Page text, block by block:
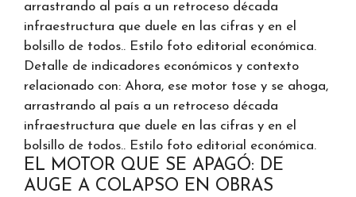
Detalle de indicadores económicos y contexto
relacionado con: Ahora, ese motor tose y se ahoga,
arrastrando al país a un retroceso década
infraestructura que duele en las cifras y en el
bolsillo de todos.. Estilo foto editorial económica.
EL MOTOR QUE SE APAGÓ: DE
AUGE A COLAPSO EN OBRAS